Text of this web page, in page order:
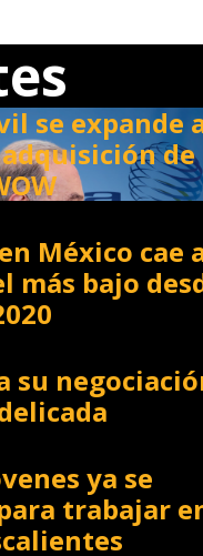
se expande
de
México cae
más bajo
su
ya se
trabajar